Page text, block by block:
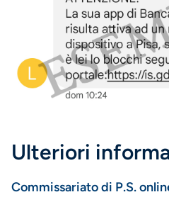
Ulteriori
Commissariato di P.S.